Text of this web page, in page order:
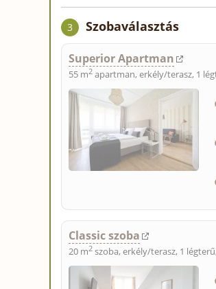
3 Szobaválasztás
Superior Apartman
55 m2 apartman, erkély/terasz, 1
Classic szoba
20 m2 szoba, erkély/terasz, 1